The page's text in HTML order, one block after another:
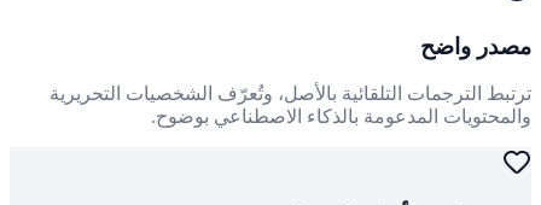
مصدر واضح
ترتبط الترجمات التلقائية بالأصل، وتُعرّف الشخصيات التحريرية
والمحتويات المدعومة بالذكاء الاصطناعي بوضوح.